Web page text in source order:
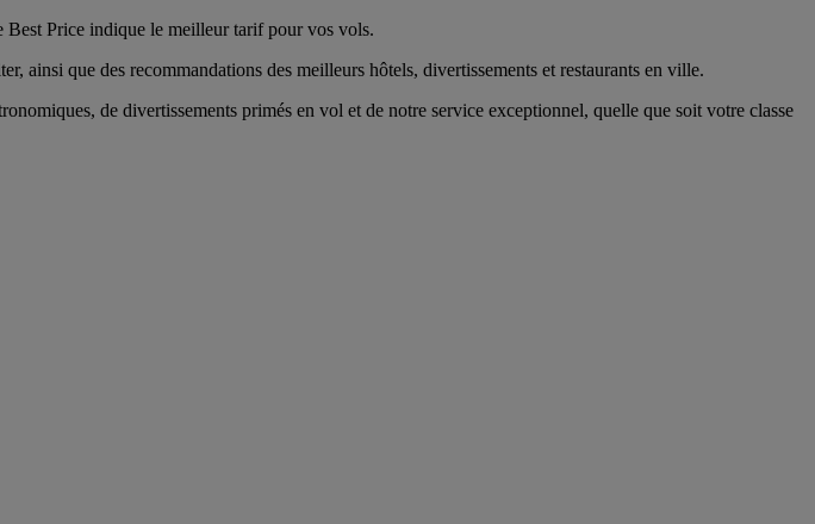
Best Price indique le meilleur tarif pour vos vols.
ainsi que des recommandations des meilleurs hôtels, divertissements et restaurants en ville.
de divertissements primés en vol et de notre service exceptionnel, quelle que soit votre classe